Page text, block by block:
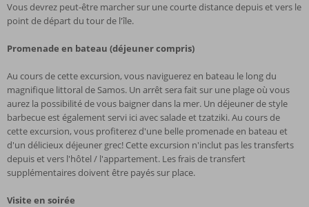
Vous devrez peut-être marcher sur une courte distance depuis et vers le
point de départ du tour de l'île.
Promenade en bateau (déjeuner compris)
Au cours de cette excursion, vous naviguerez en bateau le long du
magnifique littoral de Samos. Un arrêt sera fait sur une plage où vous
aurez la possibilité de vous baigner dans la mer. Un déjeuner de style
barbecue est également servi ici avec salade et tzatziki. Au cours de
cette excursion, vous profiterez d'une belle promenade en bateau et
d'un délicieux déjeuner grec! Cette excursion n'inclut pas les transferts
depuis et vers l'hôtel / l'appartement. Les frais de transfert
supplémentaires doivent être payés sur place.
Visite en soirée